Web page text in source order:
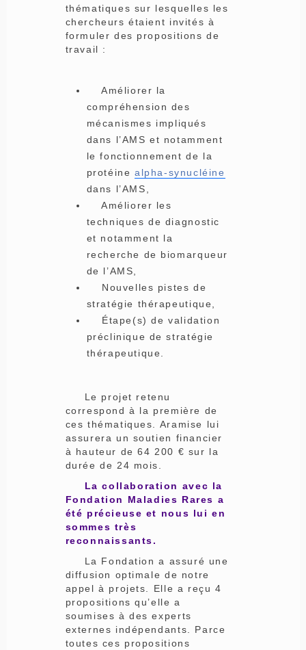
thématiques sur lesquelles les
chercheurs étaient invités à
formuler des propositions de
travail :
Améliorer la
compréhension des
mécanismes impliqués
dans l’AMS et notamment
le fonctionnement de la
protéine alpha-synucléine
dans l’AMS,
Améliorer les
techniques de diagnostic
et notamment la
recherche de biomarqueur
de l’AMS,
Nouvelles pistes de
stratégie thérapeutique,
Étape(s) de validation
préclinique de stratégie
thérapeutique.
Le projet retenu
correspond à la première de
ces thématiques. Aramise lui
assurera un soutien financier
à hauteur de 64 200 € sur la
durée de 24 mois.
La collaboration avec la
Fondation Maladies Rares a
été précieuse et nous lui en
sommes très
reconnaissants.
La Fondation a assuré une
diffusion optimale de notre
appel à projets. Elle a reçu 4
propositions qu’elle a
soumises à des experts
externes indépendants. Parce
toutes ces propositions